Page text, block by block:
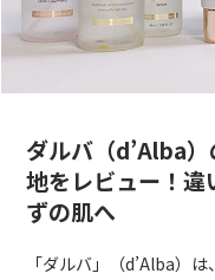
ダルバ（d’Alba
地をレビュー！違
ずの肌へ
「ダルバ」（d’Alba）